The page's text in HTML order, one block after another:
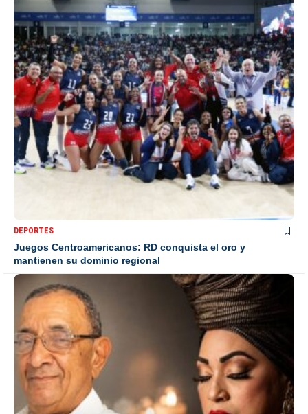
DEPORTES
Juegos Centroamericanos: RD conquista el oro y
mantienen su dominio regional